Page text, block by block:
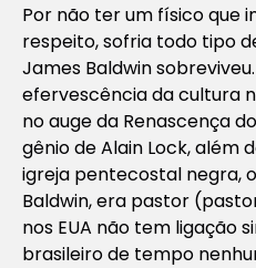
Por não ter um físico que
respeito, sofria todo tipo
James Baldwin
efervescência da cultura
no auge da Renascença
gênio de Alain Lock, além
igreja pentecostal negra,
Baldwin, era pastor
nos EUA não tem ligação
brasileiro de tempo